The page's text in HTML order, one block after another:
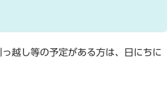
越し等の予定がある方は、日にちに